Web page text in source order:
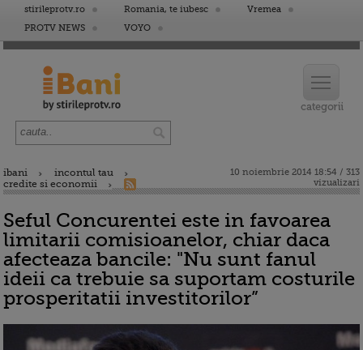
stirileprotv.ro Romania, te iubesc
Vremea
PROTV NEWS
VOYO
ibani
incontul tau
credite si economii
10 noiembrie 2014 18:54 / 313
vizualizari
Seful Concurentei este in favoarea
limitarii comisioanelor, chiar daca
afecteaza bancile: "Nu sunt fanul
ideii ca trebuie sa suportam costurile
prosperitatii investitorilor”